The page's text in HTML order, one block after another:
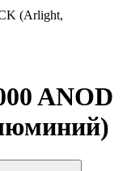
(Arlight,
ANOD